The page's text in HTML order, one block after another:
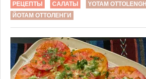
РЕЦЕПТЫ САЛАТЫ
YOTAM OTTOLENGHI
ЙОТАМ ОТТОЛЕНГИ